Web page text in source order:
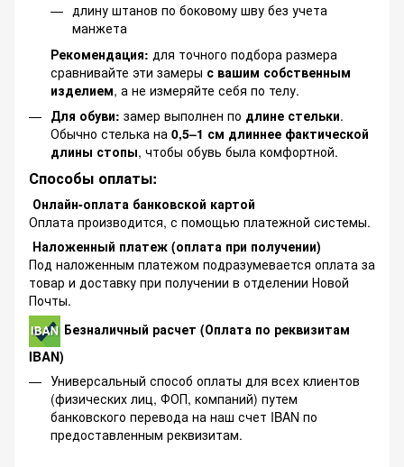
длину штанов по боковому шву без учета
манжета
Рекомендация: для точного подбора размера
сравнивайте эти замеры с вашим собственным
изделием, а не измеряйте себя по телу.
Для обуви: замер выполнен по длине стельки.
Обычно стелька на 0,5–1 см длиннее фактической
длины стопы, чтобы обувь была комфортной.
Способы оплаты:
Онлайн-оплата банковской картой
Оплата производится, с помощью платежной системы.
Наложенный платеж (оплата при получении)
Под наложенным платежом подразумевается оплата за
товар и доставку при получении в отделении Новой
Почты.
Безналичный расчет (Оплата по реквизитам
IBAN)
Универсальный способ оплаты для всех клиентов
(физических лиц, ФОП, компаний) путем
банковского перевода на наш счет IBAN по
предоставленным реквизитам.